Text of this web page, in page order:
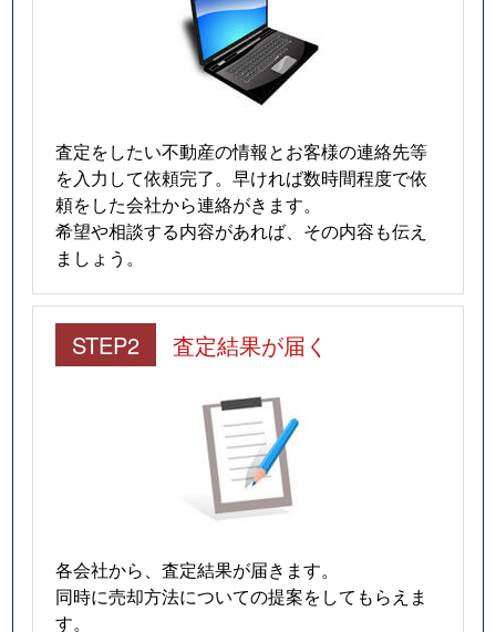
査定をしたい不動産の情報とお客様の連絡先等
を入力して依頼完了。早ければ数時間程度で依
頼をした会社から連絡がきます。
希望や相談する内容があれば、その内容も伝え
ましょう。
STEP2 査定結果が届く
各会社から、査定結果が届きます。
同時に売却方法についての提案をしてもらえま
す。